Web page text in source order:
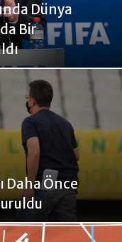
Dünya
Bir
Daha Önce